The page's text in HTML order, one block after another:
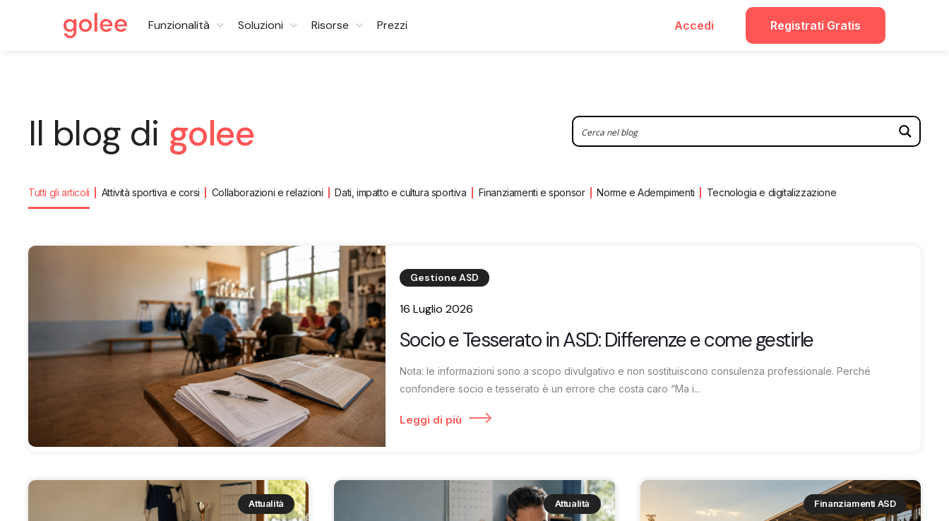
Funzionalità Soluzioni Risorse Prezzi Accedi Registrati Gratis
Il blog di golee
Tutti gli articoli Attività sportiva e corsi Collaborazioni e relazioni Dati, impatto e cultura sportiva Finanziamenti e sponsor Norme e Adempimenti Tecnologia e digitalizzazione
Gestione ASD
16 Luglio 2026
Socio e Tesserato in ASD: Differenze e come gestirle
Nota: le informazioni sono a scopo divulgativo e non sostituiscono consulenza professionale. Perché
confondere socio e tesserato è un errore che costa caro “Ma i...
Leggi di più
Attualità Attualità Finanziamenti ASD